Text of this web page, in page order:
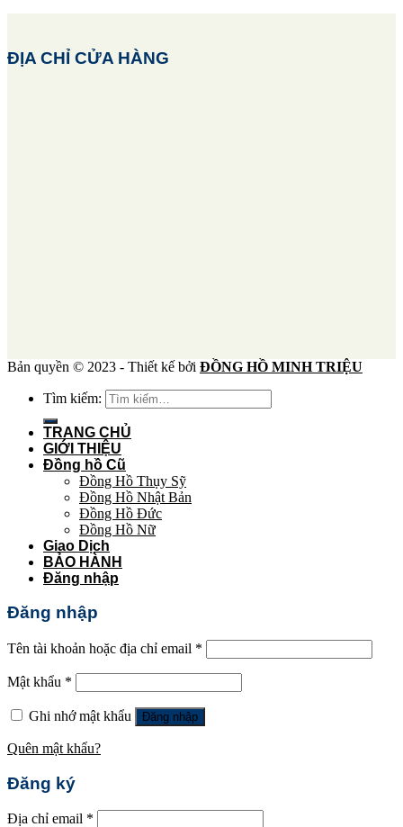
ĐỊA CHỈ CỬA HÀNG
Bản quyền © 2023 - Thiết kế bởi ĐỒNG HỒ MINH TRIỆU
Tìm kiếm:
TRANG CHỦ
GIỚI THIỆU
Đồng hồ Cũ
Đồng Hồ Thụy Sỹ
Đồng Hồ Nhật Bản
Đồng Hồ Đức
Đồng Hồ Nữ
Giao Dịch
BẢO HÀNH
Đăng nhập
Đăng nhập
Tên tài khoản hoặc địa chỉ email *
Mật khẩu *
Ghi nhớ mật khẩu Đăng nhập
Quên mật khẩu?
Đăng ký
Địa chỉ email *